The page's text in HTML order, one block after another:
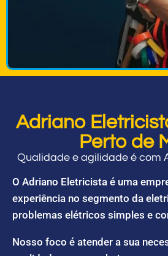
Adriano
Perto de
Qualidade e agilidade é com
O Adriano Eletricista é uma
experiência no segmento da
problemas elétricos simples e
Nosso foco é atender a sua